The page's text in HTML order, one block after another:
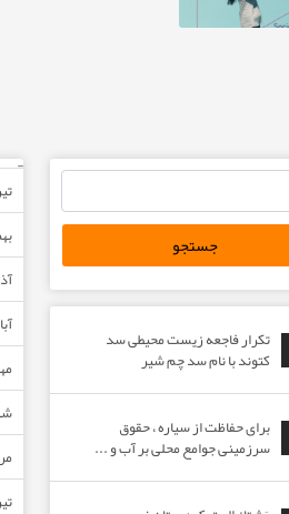
تکرار فاجعه زیست محیطی سد
کتوند با نام سد چم شیر
برای حفاظت از سیاره ، حقوق
سرزمینی جوامع محلی بر آب و ...
–